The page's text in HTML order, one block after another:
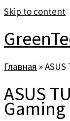
Skip to content
Главная » ASUS
ASUS
Gaming